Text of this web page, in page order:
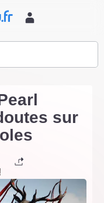
sur